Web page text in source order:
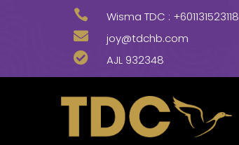
 Wisma TDC : +601131523118

joy@tdchb.com

AJL 932348